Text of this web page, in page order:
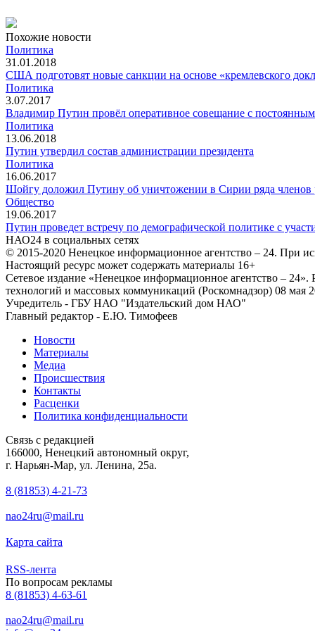
Похожие новости
Политика
31.01.2018
США подготовят новые санкции на основе «кремлевского
Политика
3.07.2017
Владимир Путин провёл оперативное совещание с
Политика
13.06.2018
Путин утвердил состав администрации президента
Политика
16.06.2017
Шойгу доложил Путину об уничтожении в Сирии ряда
Общество
19.06.2017
Путин проведет встречу по демографической политике с
НАО24 в социальных сетях
© 2015-2020 Ненецкое информационное агентство – 24. При
Настоящий ресурс может содержать материалы 16+
Сетевое издание «Ненецкое информационное агентство –
технологий и массовых коммуникаций (Роскомнадзор) 08 мая
Учредитель - ГБУ НАО "Издательский дом НАО"
Главный редактор - Е.Ю. Тимофеев
Новости
Материалы
Медиа
Происшествия
Контакты
Расценки
Политика конфиденциальности
Связь с редакцией
166000, Ненецкий автономный округ,
г. Нарьян-Мар, ул. Ленина, 25а.
8 (81853) 4-21-73
nao24ru@mail.ru
Карта сайта
RSS-лента
По вопросам рекламы
8 (81853) 4-63-61
nao24ru@mail.ru